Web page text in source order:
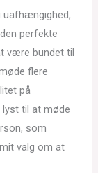
perfekte
være bundet til
flere
på
lyst til at møde
som
valg om at